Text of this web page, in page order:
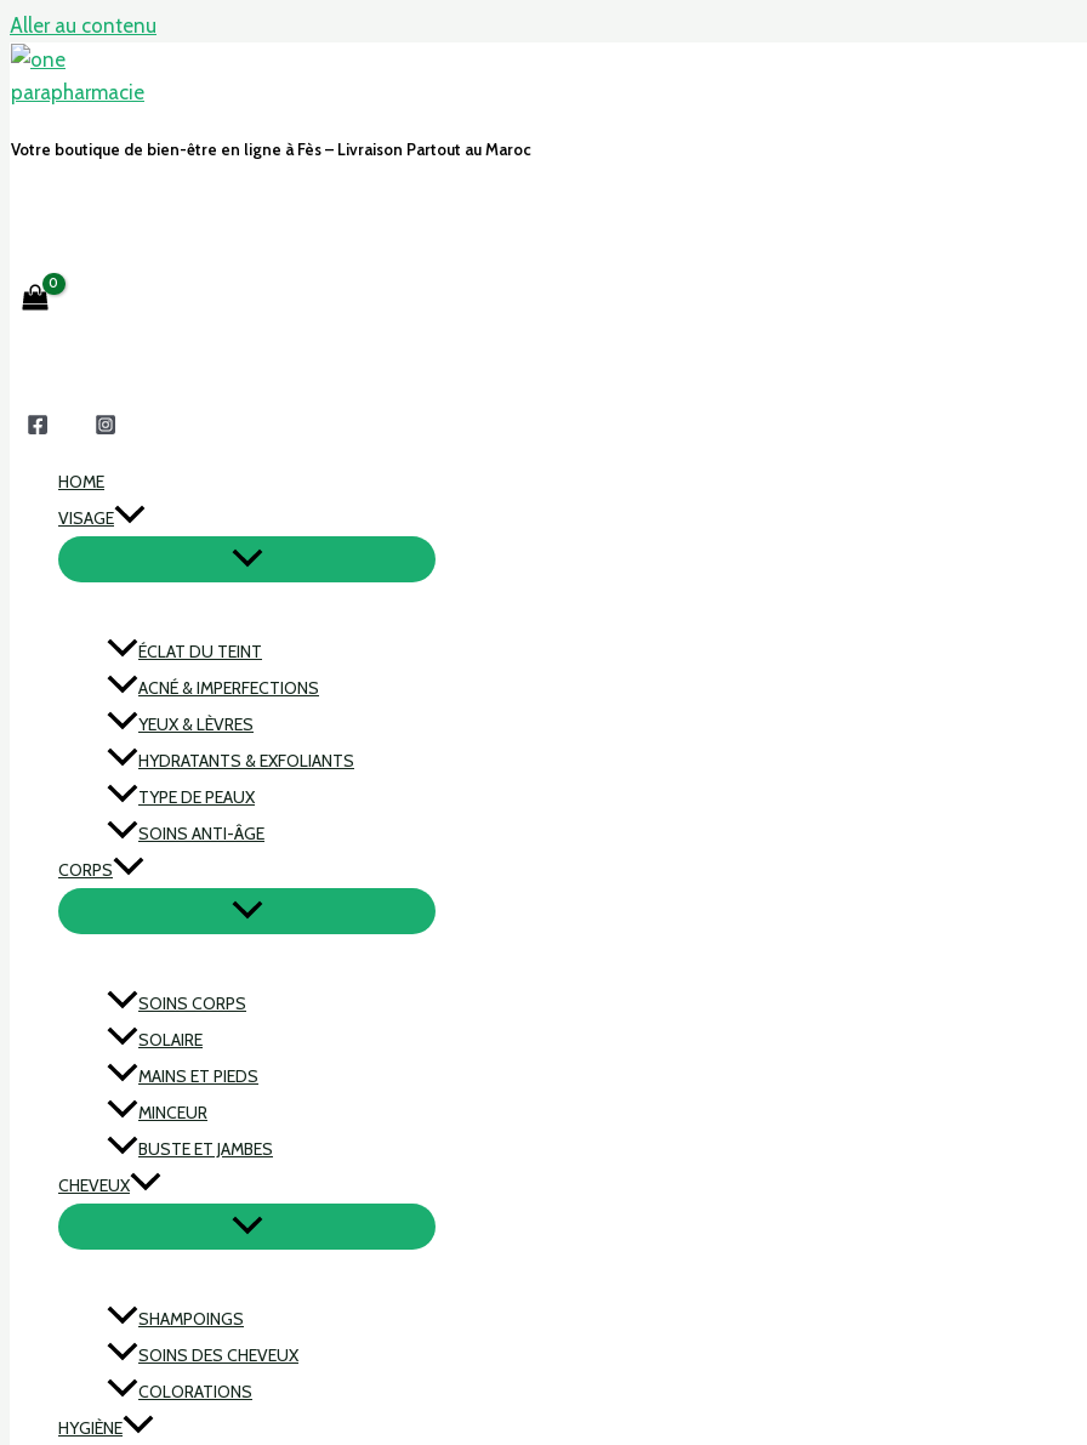
Aller au contenu
Votre boutique de bien-être en ligne à Fès – Livraison Partout au Maroc
HOME
VISAGE
ÉCLAT DU TEINT
ACNÉ & IMPERFECTIONS
YEUX & LÈVRES
HYDRATANTS & EXFOLIANTS
TYPE DE PEAUX
SOINS ANTI-ÂGE
CORPS
SOINS CORPS
SOLAIRE
MAINS ET PIEDS
MINCEUR
BUSTE ET JAMBES
CHEVEUX
SHAMPOINGS
SOINS DES CHEVEUX
COLORATIONS
HYGIÈNE